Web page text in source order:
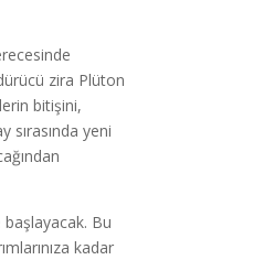
zira Plüton
bitişini,
sırasında yeni
Bu
kadar